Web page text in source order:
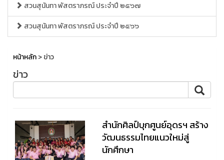
สวนสุนันทา พัสตราภรณ์ ประจำปี ๒๕๖๗
สวนสุนันทา พัสตราภรณ์ ประจำปี ๒๕๖๖
หน้าหลัก> ข่าว
ข่าว
สำนักศิลป์บุกศูนย์อุดรฯ สร้าง
วัฒนธรรมไทยแนวใหม่สู่
นักศึกษา